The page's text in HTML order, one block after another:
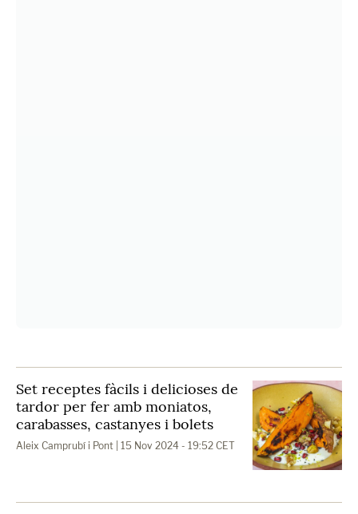
Set receptes fàcils i delicioses de
tardor per fer amb moniatos,
carabasses, castanyes i bolets
Aleix Camprubí i Pont | 15 Nov 2024 - 19:52 CET